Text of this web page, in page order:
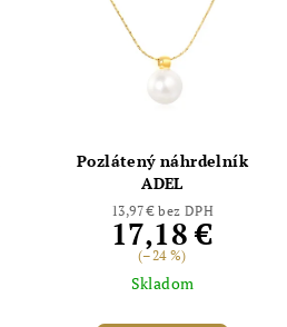
Pozlátený náhrdelník
ADEL
13,97 € bez DPH
17,18 €
(–24 %)
Skladom